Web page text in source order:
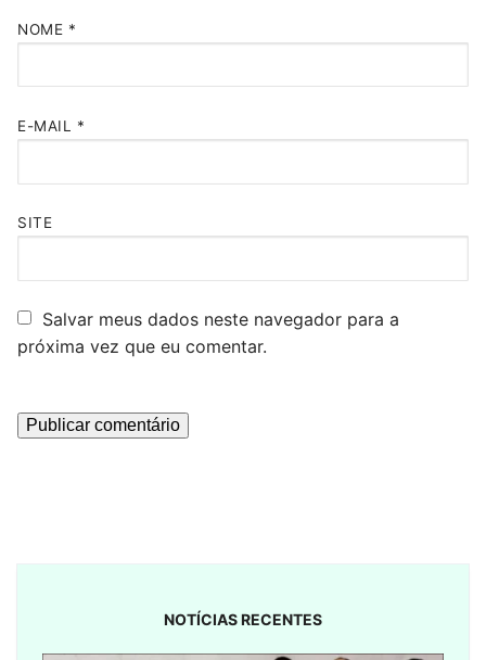
NOME *
E-MAIL *
SITE
Salvar meus dados neste navegador para a
próxima vez que eu comentar.
NOTÍCIAS RECENTES